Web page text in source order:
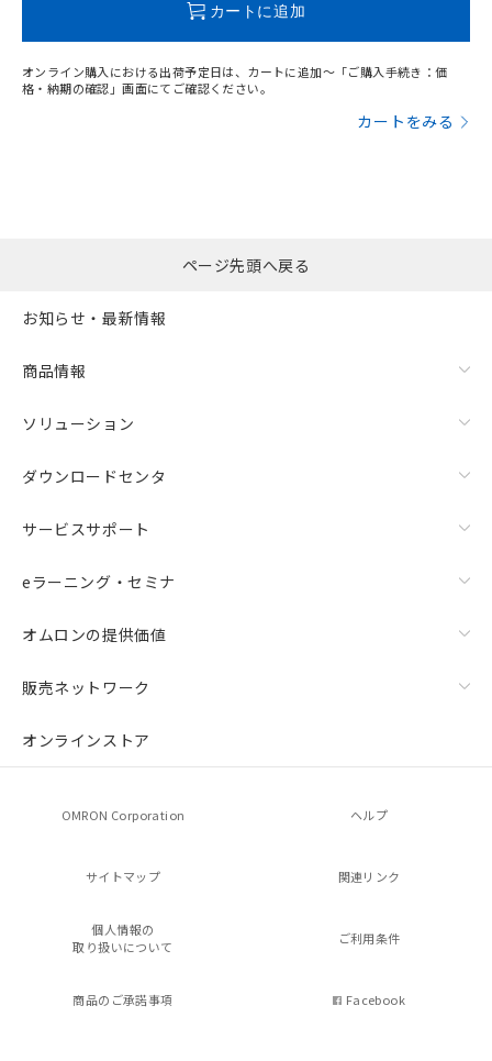
カートに追加
オンライン購入における出荷予定日は、カートに追加～「ご購入手続き：価
格・納期の確認」画面にてご確認ください。
カートをみる
ページ先頭へ戻る
お知らせ・最新情報
商品情報
ソリューション
ダウンロードセンタ
サービスサポート
eラーニング・セミナ
オムロンの提供価値
販売ネットワーク
オンラインストア
OMRON Corporation ヘルプ
サイトマップ 関連リンク
個人情報の
取り扱いについて
ご利用条件
商品のご承諾事項 Facebook